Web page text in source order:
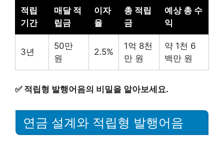
적립
기간
매달 적
립금
이자
율
총 적립
금
예상 총 수
익
3년
50만
원
2.5%
1억 8천
만 원
약 1천 6
백만 원
✅ 적립형 발행어음의 비밀을 알아보세요.
연금 설계와 적립형 발행어음